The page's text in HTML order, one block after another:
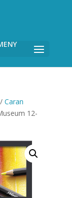
Caran
12-